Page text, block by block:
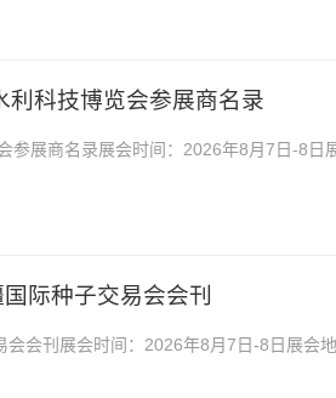
科技博览会参展商名录
参展商名录展会时间：2026年8月7日-8日
第四届新疆水利科技...
际种子交易会会刊
会刊展会时间：2026年8月7日-8日展会地
届新疆国际种...